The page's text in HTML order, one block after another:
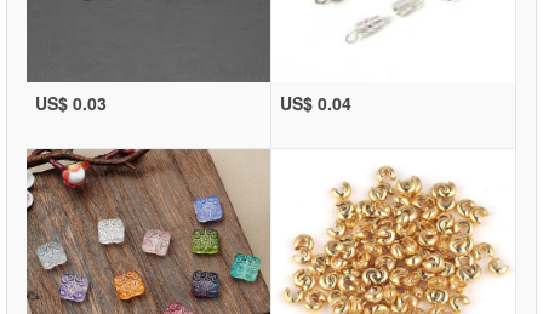
US$ 0.03 US$ 0.04